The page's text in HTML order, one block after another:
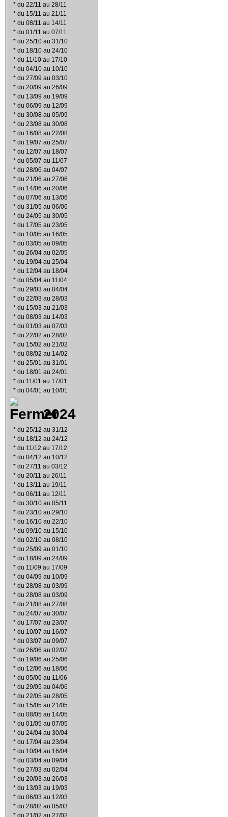
* du 22/11 au 28/11
* du 15/11 au 21/11
* du 08/11 au 14/11
* du 01/11 au 07/11
* du 25/10 au 31/10
* du 18/10 au 24/10
* du 11/10 au 17/10
* du 04/10 au 10/10
* du 27/09 au 03/10
* du 20/09 au 26/09
* du 13/09 au 19/09
* du 06/09 au 12/09
* du 30/08 au 05/09
* du 23/08 au 30/08
* du 16/08 au 22/08
* du 19/07 au 25/07
* du 12/07 au 18/07
* du 05/07 au 11/07
* du 28/06 au 04/07
* du 21/06 au 27/06
* du 14/06 au 20/06
* du 07/06 au 13/06
* du 31/05 au 06/06
* du 24/05 au 30/05
* du 17/05 au 23/05
* du 10/05 au 16/05
* du 03/05 au 09/05
* du 26/04 au 02/05
* du 19/04 au 25/04
* du 12/04 au 18/04
* du 05/04 au 11/04
* du 29/03 au 04/04
* du 22/03 au 28/03
* du 15/03 au 21/03
* du 08/03 au 14/03
* du 01/03 au 07/03
* du 22/02 au 28/02
* du 15/02 au 21/02
* du 08/02 au 14/02
* du 25/01 au 31/01
* du 18/01 au 24/01
* du 11/01 au 17/01
* du 04/01 au 10/01
2024
* du 25/12 au 31/12
* du 18/12 au 24/12
* du 11/12 au 17/12
* du 04/12 au 10/12
* du 27/11 au 03/12
* du 20/11 au 26/11
* du 13/11 au 19/11
* du 06/11 au 12/11
* du 30/10 au 05/11
* du 23/10 au 29/10
* du 16/10 au 22/10
* du 09/10 au 15/10
* du 02/10 au 08/10
* du 25/09 au 01/10
* du 18/09 au 24/09
* du 11/09 au 17/09
* du 04/09 au 10/09
* du 28/08 au 03/09
* du 28/08 au 03/09
* du 21/08 au 27/08
* du 24/07 au 30/07
* du 17/07 au 23/07
* du 10/07 au 16/07
* du 03/07 au 09/07
* du 26/06 au 02/07
* du 19/06 au 25/06
* du 12/06 au 18/06
* du 05/06 au 11/06
* du 29/05 au 04/06
* du 22/05 au 28/05
* du 15/05 au 21/05
* du 08/05 au 14/05
* du 01/05 au 07/05
* du 24/04 au 30/04
* du 17/04 au 23/04
* du 10/04 au 16/04
* du 03/04 au 09/04
* du 27/03 au 02/04
* du 20/03 au 26/03
* du 13/03 au 19/03
* du 06/03 au 12/03
* du 28/02 au 05/03
* du 21/02 au 27/02